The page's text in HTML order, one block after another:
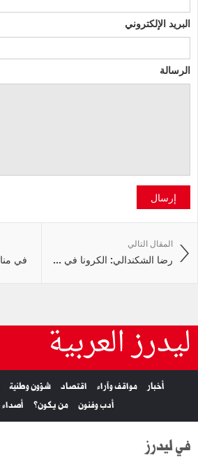
البريد الإلكتروني
الرسالة
إرسال
في
المقال التالي
رضا الشكندالي: الكرونا في ...
ليدرز العربية
أخبار مواقف وآراء اقتصاد شؤون وطنية
أدب وفنون
من يكون؟
في ليدرز